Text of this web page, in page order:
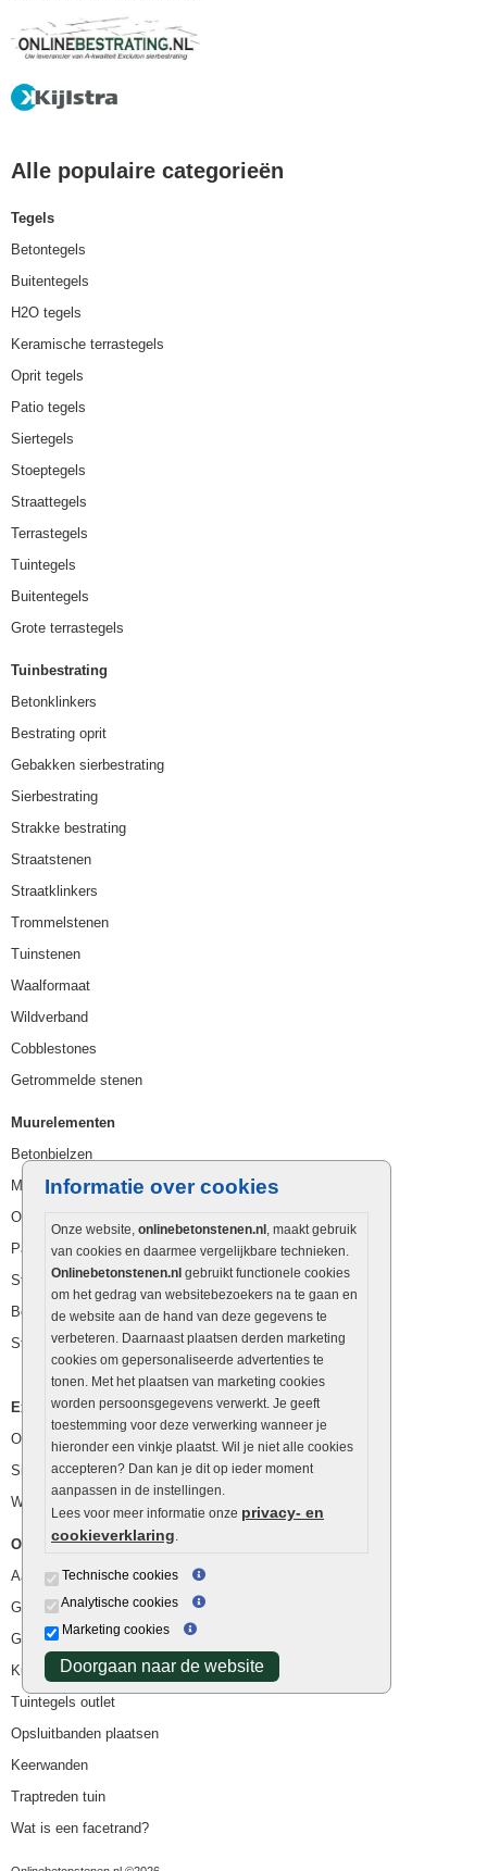
Informatie over cookies
Onze website, onlinebetonstenen.nl , maakt gebruik
van cookies en daarmee vergelijkbare technieken.
Onlinebetonstenen.nl gebruikt functionele cookies
om het gedrag van websitebezoekers na te gaan en
de website aan de hand van deze gegevens te
verbeteren. Daarnaast plaatsen derden marketing
cookies om gepersonaliseerde advertenties te
tonen. Met het plaatsen van marketing cookies
worden persoonsgegevens verwerkt. Je geeft
toestemming voor deze verwerking wanneer je
hieronder een vinkje plaatst. Wil je niet alle cookies
accepteren? Dan kan je dit op ieder moment
aanpassen in de instellingen.
Lees voor meer informatie onze privacy- en
cookieverklaring.
Technische cookies
Analytische cookies
Marketing cookies
Doorgaan naar de website
Alle populaire categorieën
Tegels
Betontegels
Buitentegels
H2O tegels
Keramische terrastegels
Oprit tegels
Patio tegels
Siertegels
Stoeptegels
Straattegels
Terrastegels
Tuintegels
Buitentegels
Grote terrastegels
Tuinbestrating
Betonklinkers
Bestrating oprit
Gebakken sierbestrating
Sierbestrating
Strakke bestrating
Straatstenen
Straatklinkers
Trommelstenen
Tuinstenen
Waalformaat
Wildverband
Cobblestones
Getrommelde stenen
Muurelementen
Betonbielzen
Muurstenen
Opsluitbanden
Palissaden
Stapelblokken
Betonblokken
Stapelstenen
Extra benodigdheden
Ophoogzand
Siergrind en siersplit
Waterafvoer
Overig
Aanbiedingen
Goedkope bestrating
Goedkope tuintegels
Kunstgras
Tuintegels outlet
Opsluitbanden plaatsen
Keerwanden
Traptreden tuin
Wat is een facetrand?